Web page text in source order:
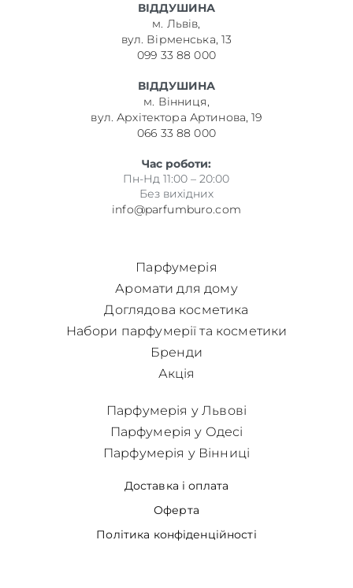
ВІДДУШИНА
м. Львів,
вул. Вірменська, 13
099 33 88 000
ВІДДУШИНА
м. Вінниця,
вул. Архітектора Артинова, 19
066 33 88 000
Час роботи:
Пн-Нд 11:00 – 20:00
Без вихідних
info@parfumburo.com
Парфумерія
Аромати для дому
Доглядова косметика
Набори парфумерії та косметики
Бренди
Акція
Доставка і оплата
Оферта
Політика конфіденційності
Парфумерія у Львові
Парфумерія у Одесі
Парфумерія у Вінниці